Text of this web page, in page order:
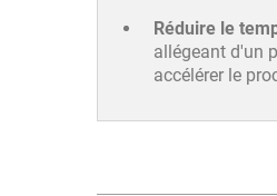
Réduire le
allégeant d'un
accélérer le